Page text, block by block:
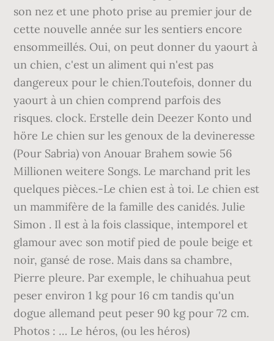
son nez et une photo prise au premier jour de
cette nouvelle année sur les sentiers encore
ensommeillés. Oui, on peut donner du yaourt à
un chien, c'est un aliment qui n'est pas
dangereux pour le chien.Toutefois, donner du
yaourt à un chien comprend parfois des
risques. clock. Erstelle dein Deezer Konto und
höre Le chien sur les genoux de la devineresse
(Pour Sabria) von Anouar Brahem sowie 56
Millionen weitere Songs. Le marchand prit les
quelques pièces.-Le chien est à toi. Le chien est
un mammifère de la famille des canidés. Julie
Simon . Il est à la fois classique, intemporel et
glamour avec son motif pied de poule beige et
noir, gansé de rose. Mais dans sa chambre,
Pierre pleure. Par exemple, le chihuahua peut
peser environ 1 kg pour 16 cm tandis qu'un
dogue allemand peut peser 90 kg pour 72 cm.
Photos : … Le héros, (ou les héros)